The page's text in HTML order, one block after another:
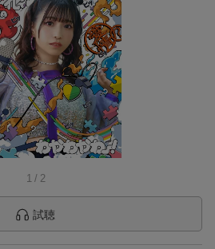
1 / 2
試聴